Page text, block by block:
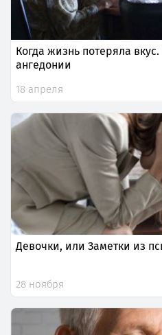
Когда жизнь потеряла
ангедонии
18 апреля
Девочки, или Заметки из
28 ноября